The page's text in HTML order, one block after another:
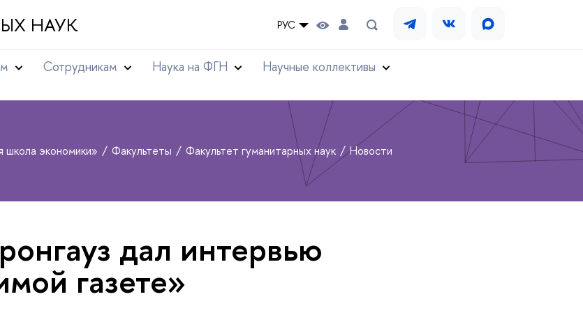
НАУК РУС
Сотрудникам Наука на ФГН
Научные коллективы
школа экономики» Факультеты Факультет гуманитарных наук Новости
дал интервью
газете»